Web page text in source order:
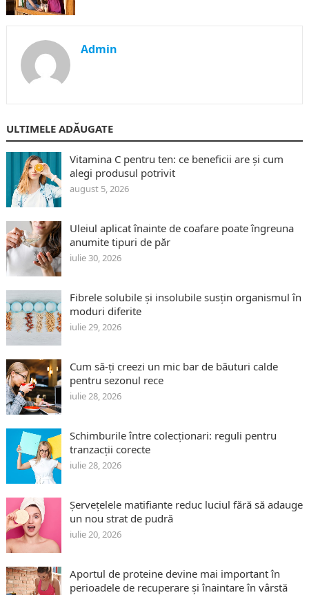
Admin
ULTIMELE ADĂUGATE
Vitamina C pentru ten: ce beneficii are și cum
alegi produsul potrivit
august 5, 2026
Uleiul aplicat înainte de coafare poate îngreuna
anumite tipuri de păr
iulie 30, 2026
Fibrele solubile și insolubile susțin organismul în
moduri diferite
iulie 29, 2026
Cum să-ți creezi un mic bar de băuturi calde
pentru sezonul rece
iulie 28, 2026
Schimburile între colecționari: reguli pentru
tranzacții corecte
iulie 28, 2026
Șervețelele matifiante reduc luciul fără să adauge
un nou strat de pudră
iulie 20, 2026
Aportul de proteine devine mai important în
perioadele de recuperare și înaintare în vârstă